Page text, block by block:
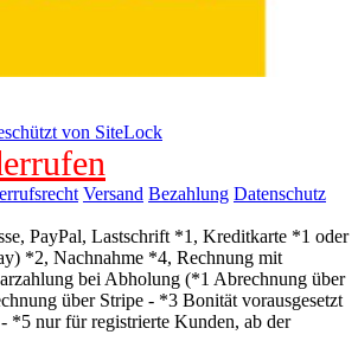
von SiteLock
Versand Bezahlung Datenschutz
PayPal, Lastschrift *1, Kreditkarte *1 oder
*2, Nachnahme *4, Rechnung mit
bei Abholung (*1 Abrechnung über
über Stripe - *3 Bonität vorausgesetzt
*5 nur für registrierte Kunden, ab der